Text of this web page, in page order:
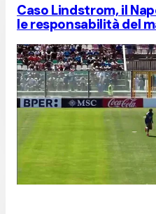
Caso Lindstrom, il
le responsabilità del